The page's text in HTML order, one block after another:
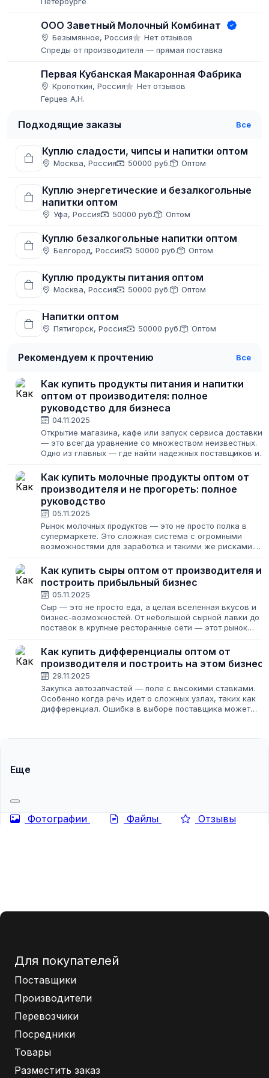
ООО Заветный Молочный Комбинат
Безымянное, Россия
Нет отзывов
Спреды от производителя — прямая поставка
Первая Кубанская Макаронная Фабрика
Кропоткин, Россия
Нет отзывов
Герцев А.Н.
Подходящие заказы Все
Куплю сладости, чипсы и напитки оптом
Москва, Россия 50000 руб. Оптом
Куплю энергетические и безалкогольные
напитки оптом
Уфа, Россия 50000 руб. Оптом
Куплю безалкогольные напитки оптом
Белгород, Россия 50000 руб. Оптом
Куплю продукты питания оптом
Москва, Россия 50000 руб. Оптом
Напитки оптом
Пятигорск, Россия 50000 руб. Оптом
Рекомендуем к прочтению Все
Как купить продукты питания и напитки
оптом от производителя: полное
руководство для бизнеса
04.11.2025
Открытие магазина, кафе или запуск сервиса доставки
— это всегда уравнение со множеством неизвестных.
Одно из главных — где найти надежных поставщиков и
бизнес приносил прибыль....
Как купить молочные продукты оптом от
производителя и не прогореть: полное
руководство
05.11.2025
Рынок молочных продуктов — это не просто полка в
супермаркете. Это сложная система с огромными
возможностями для заработка и такими же рисками.
производства вопрос, где купить молочные продукты...
Как купить сыры оптом от производителя и
построить прибыльный бизнес
05.11.2025
Сыр — это не просто еда, а целая вселенная вкусов и
бизнес-возможностей. От небольшой сырной лавки до
поставок в крупные ресторанные сети — этот рынок
среди сотен предложений?...
Как купить дифференциалы оптом от
производителя и построить на этом бизнес
29.11.2025
Закупка автозапчастей — поле с высокими ставками.
Особенно когда речь идет о сложных узлах, таких как
дифференциал. Ошибка в выборе поставщика может
Еще
Фотографии Файлы Отзывы
Для покупателей
Поставщики
Производители
Перевозчики
Посредники
Товары
Разместить заказ